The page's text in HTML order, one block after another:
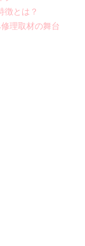
徴とは？
理取材の舞台